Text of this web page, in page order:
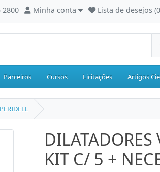
2800 Minha conta Lista de desejos
Parceiros Cursos Licitações Artigos
KIT C/ 5 +